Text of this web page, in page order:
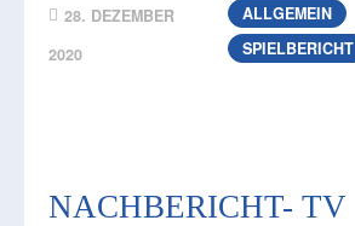
28. DEZEMBER
2020
ALLGEMEIN
SPIELBERICHT
NACHBERICHT- TV